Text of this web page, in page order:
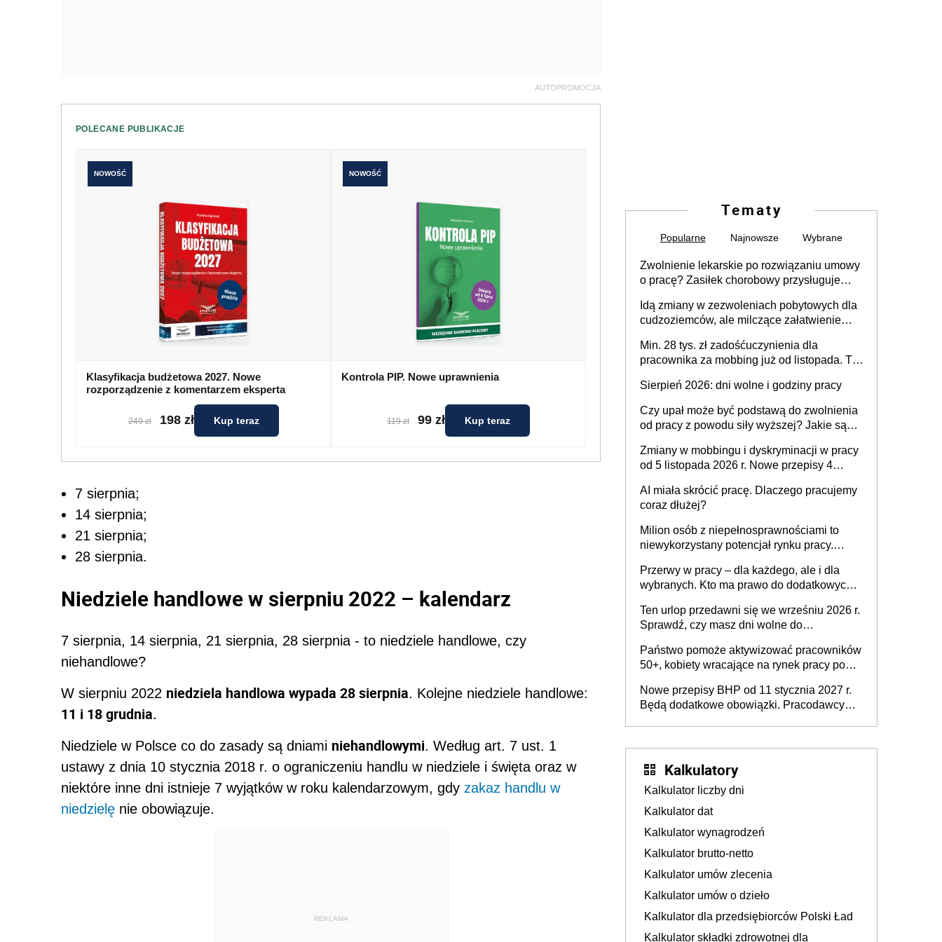
AUTOPROMOCJA
POLECANE PUBLIKACJE
NOWOŚĆ
Klasyfikacja budżetowa 2027. Nowe
rozporządzenie z komentarzem eksperta
249 zł 198 zł Kup teraz
NOWOŚĆ
Kontrola PIP. Nowe uprawnienia
119 zł 99 zł Kup teraz
7 sierpnia;
14 sierpnia;
21 sierpnia;
28 sierpnia.
Niedziele handlowe w sierpniu 2022 – kalendarz
7 sierpnia, 14 sierpnia, 21 sierpnia, 28 sierpnia - to niedziele handlowe, czy
niehandlowe?
W sierpniu 2022 niedziela handlowa wypada 28 sierpnia. Kolejne niedziele handlowe:
11 i 18 grudnia.
Niedziele w Polsce co do zasady są dniami niehandlowymi. Według art. 7 ust. 1
ustawy z dnia 10 stycznia 2018 r. o ograniczeniu handlu w niedziele i święta oraz w
niektóre inne dni istnieje 7 wyjątków w roku kalendarzowym, gdy zakaz handlu w
niedzielę nie obowiązuje.
REKLAMA
Tematy
Popularne Najnowsze Wybrane
Zwolnienie lekarskie po rozwiązaniu umowy
o pracę? Zasiłek chorobowy przysługuje
dni od ustania stosunku pracy
Idą zmiany w zezwoleniach pobytowych dla
cudzoziemców, ale milczące załatwienie
Min. 28 tys. zł zadośćuczynienia dla
pracownika za mobbing już od listopada. To
zespołu
Sierpień 2026: dni wolne i godziny pracy
Czy upał może być podstawą do zwolnienia
od pracy z powodu siły wyższej? Jakie są
Zmiany w mobbingu i dyskryminacji w pracy
od 5 listopada 2026 r. Nowe przepisy 4
Ustaw
AI miała skrócić pracę. Dlaczego pracujemy
coraz dłużej?
Milion osób z niepełnosprawnościami to
niewykorzystany potencjał rynku pracy.
dofinansowań czy refundacji, ale bariery po
stronie systemu i świadomości
pracodawców [WYWIAD]
Przerwy w pracy – dla każdego, ale i dla
wybranych. Kto ma prawo do dodatkowych
Ten urlop przedawni się we wrześniu 2026 r.
Sprawdź, czy masz dni wolne do
Państwo pomoże aktywizować pracowników
50+, kobiety wracające na rynek pracy po
osoby neuroatypowe. Powstanie Fundusz
na rzecz Inkluzywności w Zatrudnianiu?
Nowe przepisy BHP od 11 stycznia 2027 r.
Będą dodatkowe obowiązki. Pracodawcy
Kalkulatory
Kalkulator liczby dni
Kalkulator dat
Kalkulator wynagrodzeń
Kalkulator brutto-netto
Kalkulator umów zlecenia
Kalkulator umów o dzieło
Kalkulator dla przedsiębiorców Polski Ład
Kalkulator składki zdrowotnej dla